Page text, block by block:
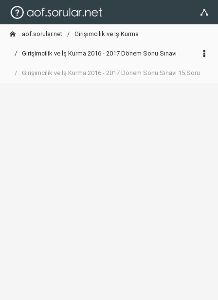
aof.sorular.net Girişimcilik ve İş Kurma
Girişimcilik ve İş Kurma 2016 - 2017 Dönem Sonu Sınavı
Girişimcilik ve İş Kurma 2016 - 2017 Dönem Sonu Sınavı 15.Soru